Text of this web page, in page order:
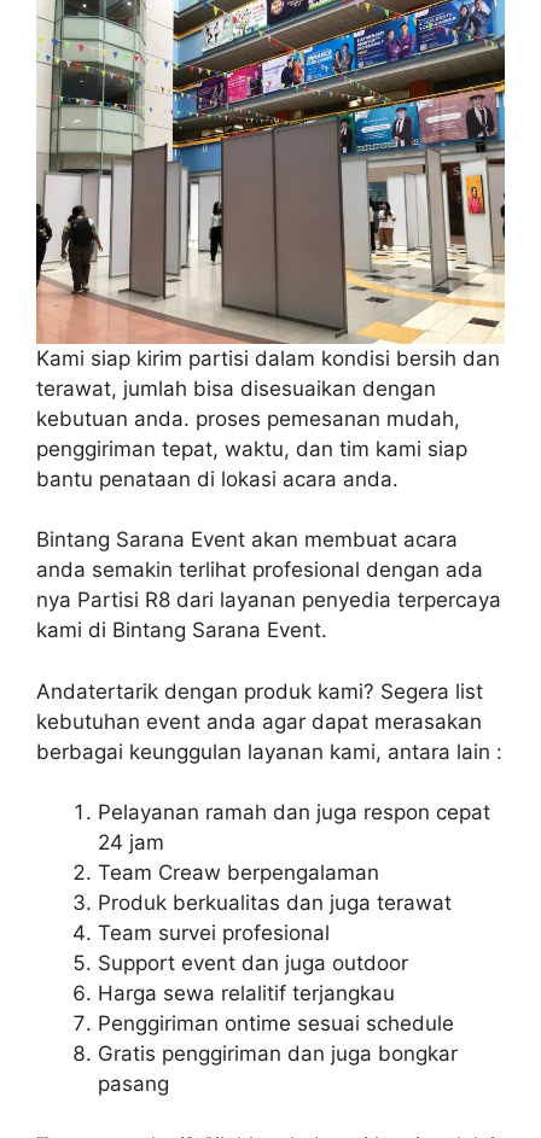
Kami siap kirim partisi dalam kondisi bersih dan
terawat, jumlah bisa disesuaikan dengan
kebutuan anda. proses pemesanan mudah,
penggiriman tepat, waktu, dan tim kami siap
bantu penataan di lokasi acara anda.
Bintang Sarana Event akan membuat acara
anda semakin terlihat profesional dengan ada
nya Partisi R8 dari layanan penyedia terpercaya
kami di Bintang Sarana Event.
Andatertarik dengan produk kami? Segera list
kebutuhan event anda agar dapat merasakan
berbagai keunggulan layanan kami, antara lain :
Pelayanan ramah dan juga respon cepat
24 jam
Team Creaw berpengalaman
Produk berkualitas dan juga terawat
Team survei profesional
Support event dan juga outdoor
Harga sewa relalitif terjangkau
Penggiriman ontime sesuai schedule
Gratis penggiriman dan juga bongkar
pasang